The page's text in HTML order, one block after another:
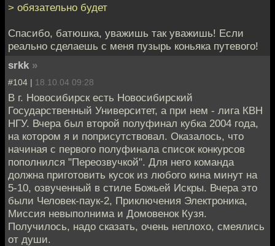
> обязательно будет
Спасибо, батюшка, уважишь так уважишь! Если
реально сделаешь с меня пузырь коньяка путевого!
srkk »
#104 | 18.10.04 09:28
В г. Новосибирск есть Новосибирский
Государственный Университет, а при нем - лига КВН
НГУ. Вчера был второй полуфинал кубка 2004 года,
на котором я и поприсутствовал. Оказалось, что
начиная с первого полуфинала список конкурсов
пополнился "Переозвучкой". Для него команда
должна приготовить кусок из любого кина минут на
5-10, озвученный в стиле Божьей Искры. Вчера это
были Человек-паук-2, Приключения Электроника,
Миссия невыполнима и Домовенок Кузя.
Получилось, надо сказать, очень неплохо, смеялись
от души.